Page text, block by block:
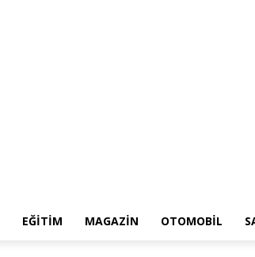
EĞITIM MAGAZIN OTOMOBIL